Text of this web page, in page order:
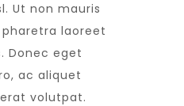
Ut non mauris
laoreet
Donec eget
ac aliquet
volutpat.